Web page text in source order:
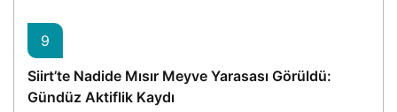
9
Siirt’te Nadide Mısır Meyve Yarasası Görüldü:
Gündüz Aktiflik Kaydı